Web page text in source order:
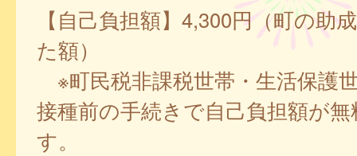
【自己負担額】4,300円（町の助
た額）
※町民税非課税世帯・生活保護
接種前の手続きで自己負担額が
す。